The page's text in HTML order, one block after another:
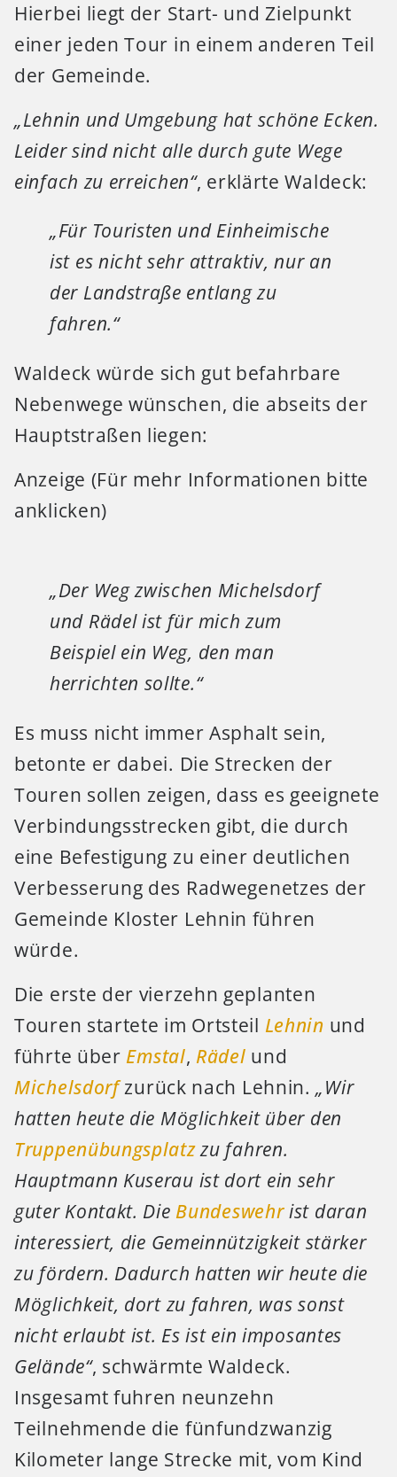
Hierbei liegt der Start- und Zielpunkt
einer jeden Tour in einem anderen Teil
der Gemeinde.
„Lehnin und Umgebung hat schöne Ecken.
Leider sind nicht alle durch gute Wege
einfach zu erreichen“, erklärte Waldeck:
„Für Touristen und Einheimische
ist es nicht sehr attraktiv, nur an
der Landstraße entlang zu
fahren.“
Waldeck würde sich gut befahrbare
Nebenwege wünschen, die abseits der
Hauptstraßen liegen:
Anzeige (Für mehr Informationen bitte
anklicken)
„Der Weg zwischen Michelsdorf
und Rädel ist für mich zum
Beispiel ein Weg, den man
herrichten sollte.“
Es muss nicht immer Asphalt sein,
betonte er dabei. Die Strecken der
Touren sollen zeigen, dass es geeignete
Verbindungsstrecken gibt, die durch
eine Befestigung zu einer deutlichen
Verbesserung des Radwegenetzes der
Gemeinde Kloster Lehnin führen
würde.
Die erste der vierzehn geplanten
Touren startete im Ortsteil Lehnin und
führte über Emstal, Rädel und
Michelsdorfzurück nach Lehnin. „Wir
hatten heute die Möglichkeit über den
Truppenübungsplatzzu fahren.
Hauptmann Kuserau ist dort ein sehr
guter Kontakt. Die Bundeswehrist daran
interessiert, die Gemeinnützigkeit stärker
zu fördern. Dadurch hatten wir heute die
Möglichkeit, dort zu fahren, was sonst
nicht erlaubt ist. Es ist ein imposantes
Gelände“, schwärmte Waldeck.
Insgesamt fuhren neunzehn
Teilnehmende die fünfundzwanzig
Kilometer lange Strecke mit, vom Kind